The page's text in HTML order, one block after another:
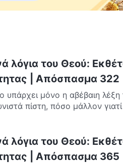
λόγια του Θεού:
| Απόσπασμα 322
υπάρχει μόνο η αβέβαιη
πίστη, πόσο μάλλον
λόγια του Θεού:
| Απόσπασμα 365